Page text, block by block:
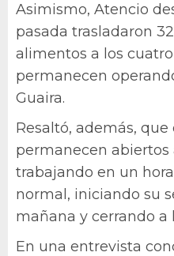
Asimismo, Atencio
pasada trasladaron
alimentos a los
permanecen
Guaira.
Resaltó, además,
permanecen abiertos
trabajando en un
normal, iniciando su
mañana y cerrando a
En una entrevista